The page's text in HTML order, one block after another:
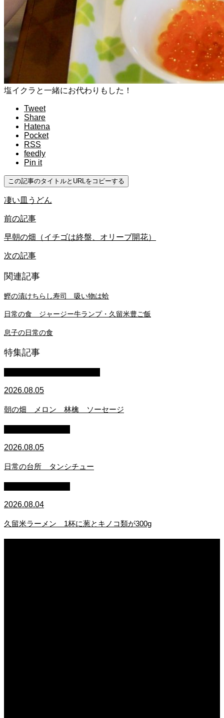
塩イクラと一緒にお代わりもした！
Tweet
Share
Hatena
Pocket
RSS
feedly
Pin it
この記事のタイトルとURLをコピーする
凄い皿うどん
前の記事
早朝の畑（イチゴは終盤、オリーブ開花）
次の記事
関連記事
鰹の漬けちらし寿司 吸い物は蛤
日常の食 ジャージー牛ランプ・久留米豊ご飯
息子の日常の食
特集記事
2026.08.05
朝の畑 メロン 林檎 ソーセージ
2026.08.05
日常の台所 タンシチュー
2026.08.04
久留米ラーメン 1杯に葱とキノコ類が300g